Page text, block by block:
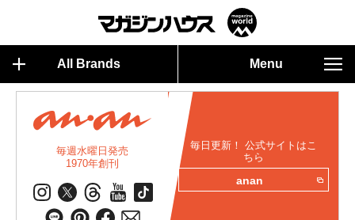
All Brands Menu
毎週水曜日発売
1970年創刊
毎日更新！ 公式サイトはこ
ちら
anan